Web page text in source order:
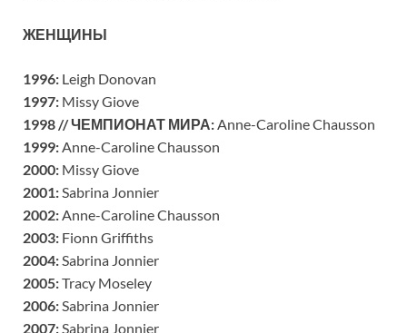
ЖЕНЩИНЫ
1996: Leigh Donovan
1997: Missy Giove
1998 // ЧЕМПИОНАТ МИРА:Anne-Caroline Chausson
1999:Anne-Caroline Chausson
2000: Missy Giove
2001:Sabrina Jonnier
2002:Anne-Caroline Chausson
2003: Fionn Griffiths
2004:Sabrina Jonnier
2005:Tracy Moseley
2006:Sabrina Jonnier
2007:Sabrina Jonnier